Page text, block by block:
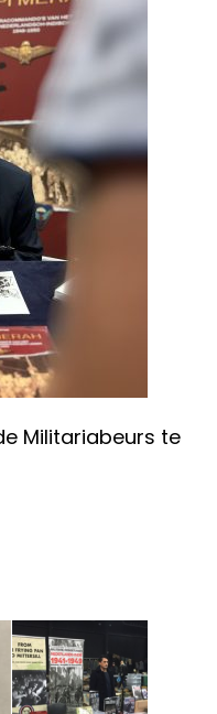
Militariabeurs te